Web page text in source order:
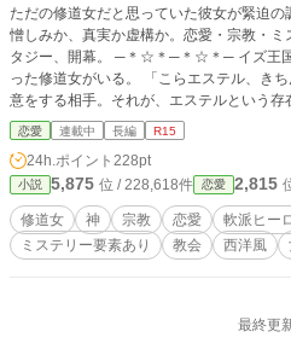
ただの修道女だと思っていた彼女が緊迫
憎しみか、真実か虚構か。恋愛・宗教・
タジー、開幕。 ─＊☆＊─＊☆＊─ イズ王国の聖アイリス修道院には、一風変わ
った修道女がいる。 「こらエステル、きちんと復唱しなさい」 今日も神父が注
意をする相手。それが、エステルという存在だ。 修道院の完全なる
全く馴染めず、聖書の保管さえままならな
きている。エステルにとって、修道女という道
も、孤児の自分の親代わりとなった神父と
ない──そんな思いで彼女は教会で務めを果たす
ル、最近よく頑張っているね」 始めこそ聖書の内容もろくに頭に入っていない
ような彼女だったが、修道院生活を続けるうちに
神に祈るのか。修道女としてどうあるべき
活を通して成長する物語──と、言えるは
恋愛 連載中 長編 R15
24h.ポイント 228pt
小説 5,875 位 / 228,618件 恋愛 2,815
修道女 神 宗教 恋愛 軟派ヒー
ミステリー要素あり
教会 西洋風
最終更